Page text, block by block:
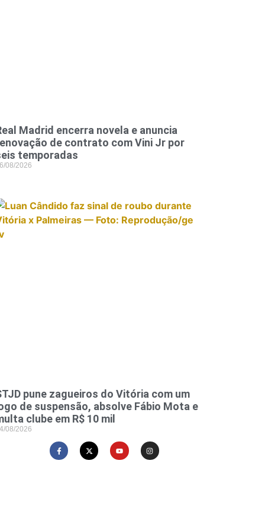
Madrid encerra novela e anuncia
de contrato com Vini Jr por
temporadas
08/2026
pune zagueiros do Vitória com um
de suspensão, absolve Fábio Mota e
clube em R$ 10 mil
08/2026